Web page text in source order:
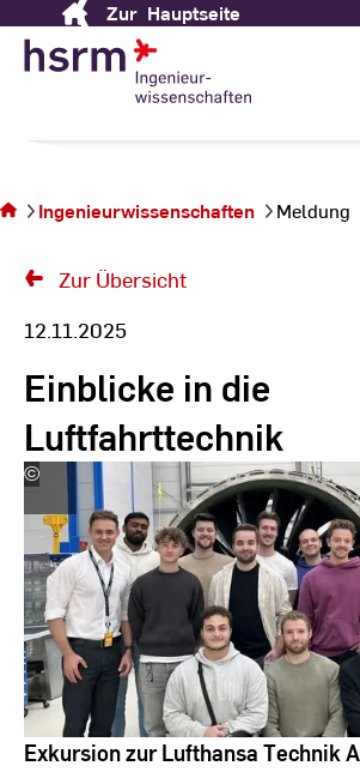
Content
Zur Hauptseite
sich auf
Meldung
Ingenieurwissenschaften Meldung
Zur Übersicht
12.11.2025
Einblicke in die
Luftfahrttechnik
©
Martin
Hochschule
RheinMain
Exkursion zur Lufthansa Technik